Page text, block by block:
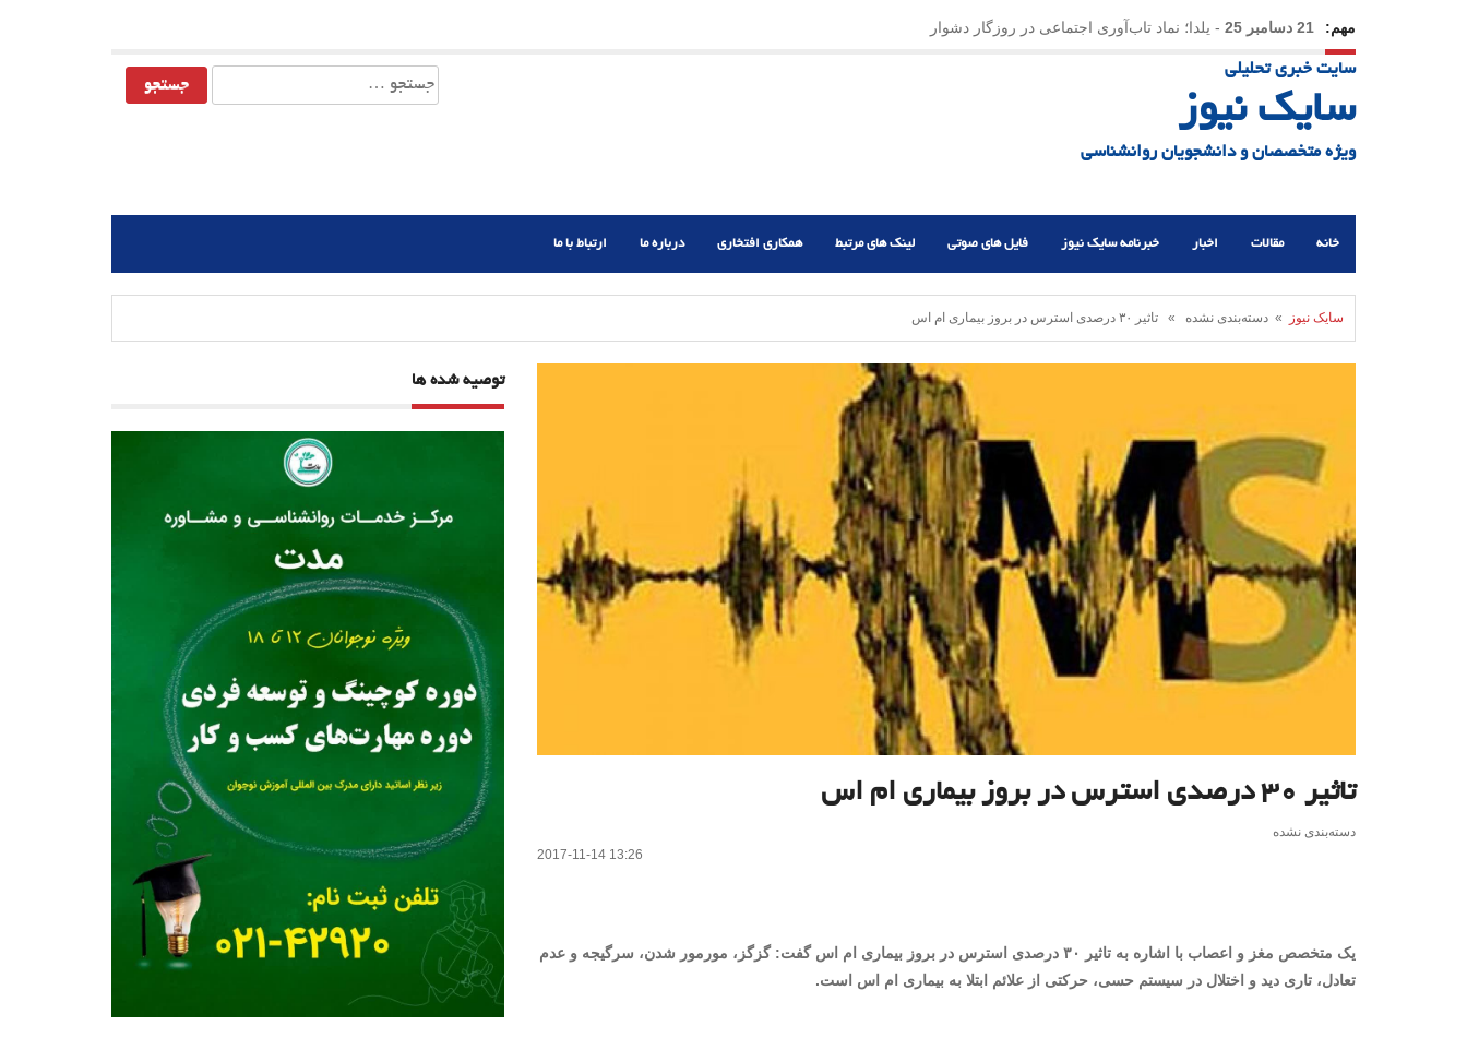
مهم: 21 دسامبر 25 - یلدا؛ نماد تاب‌آوری اجتماعی در روزگار دشوار
سایت خبری تحلیلی
سایک نیوز
ویژه متخصصان و دانشجویان روانشناسی
جستجو
برای:
خانه مقالات اخبار خبرنامه سایک نیوز فایل های صوتی لینک های مرتبط همکاری افتخاری درباره ما ارتباط با ما
سایک نیوز » دسته‌بندی نشده » تاثیر ۳۰ درصدی استرس در بروز بیماری ام اس
تاثیر ۳۰ درصدی استرس در بروز بیماری ام اس
دسته‌بندی نشده
2017-11-14 13:26
یک متخصص مغز و اعصاب با اشاره به تاثیر ۳۰ درصدی استرس در بروز بیماری ام اس گفت: گزگز، مورمور شدن، سرگیجه و عدم
تعادل، تاری دید و اختلال در سیستم حسی، حرکتی از علائم ابتلا به بیماری ام اس است.
توصیه شده ها